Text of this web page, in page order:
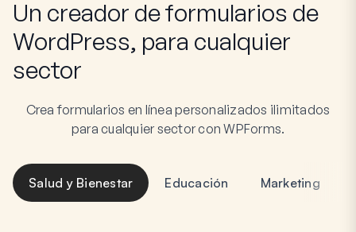
Un creador de formularios de
WordPress, para cualquier
sector
Crea formularios en línea personalizados ilimitados
para cualquier sector con WPForms.
Salud y Bienestar Educación Marketing